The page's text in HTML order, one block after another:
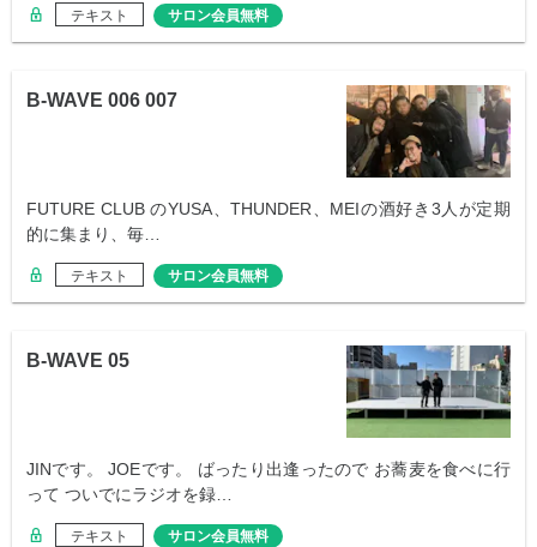
テキスト サロン会員無料
B-WAVE 006 007
FUTURE CLUB のYUSA、THUNDER、MEIの酒好き3人が定期
的に集まり、毎…
テキスト サロン会員無料
B-WAVE 05
JINです。 JOEです。 ばったり出逢ったので お蕎麦を食べに行
って ついでにラジオを録…
テキスト サロン会員無料